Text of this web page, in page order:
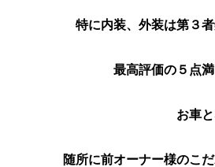
特に内装、外装は第３
最高評価の５点
お車
随所に前オーナー様のこ